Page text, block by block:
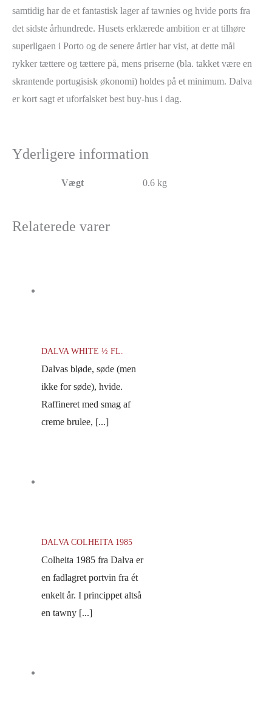
samtidig har de et fantastisk lager af tawnies og hvide ports fra
det sidste århundrede. Husets erklærede ambition er at tilhøre
superligaen i Porto og de senere årtier har vist, at dette mål
rykker tættere og tættere på, mens priserne (bla. takket være en
skrantende portugisisk økonomi) holdes på et minimum. Dalva
er kort sagt et uforfalsket best buy-hus i dag.
Yderligere information
Vægt 0.6 kg
Relaterede varer
DALVA WHITE ½ FL.
Dalvas bløde, søde (men
ikke for søde), hvide.
Raffineret med smag af
creme brulee, [...]
DALVA COLHEITA 1985
Colheita 1985 fra Dalva er
en fadlagret portvin fra ét
enkelt år. I princippet altså
en tawny [...]